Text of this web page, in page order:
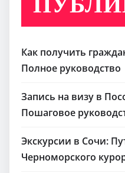
Как получить
Полное руководство
Запись на визу в
Пошаговое
Экскурсии в Сочи:
Черноморского